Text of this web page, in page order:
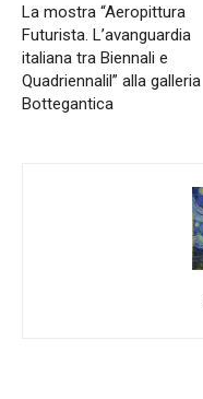
La mostra “Aeropittura
Futurista. L’avanguardia
italiana tra Biennali e
Quadriennalil” alla galleria
Bottegantica